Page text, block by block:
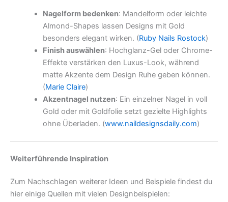
Nagelform bedenken: Mandelform oder leichte
Almond-Shapes lassen Designs mit Gold
besonders elegant wirken. (Ruby Nails Rostock)
Finish auswählen: Hochglanz-Gel oder Chrome-
Effekte verstärken den Luxus-Look, während
matte Akzente dem Design Ruhe geben können.
(Marie Claire)
Akzentnagel nutzen: Ein einzelner Nagel in voll
Gold oder mit Goldfolie setzt gezielte Highlights
ohne Überladen. (www.naildesignsdaily.com)
Weiterführende Inspiration
Zum Nachschlagen weiterer Ideen und Beispiele findest du
hier einige Quellen mit vielen Designbeispielen: